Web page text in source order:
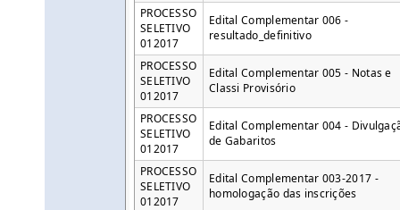
PROCESSO
SELETIVO
012017
Edital Complementar 006 -
resultado_definitivo
PROCESSO
SELETIVO
012017
Edital Complementar 005 - Notas e
Classi Provisório
PROCESSO
SELETIVO
012017
Edital Complementar 004 -
de Gabaritos
PROCESSO
SELETIVO
012017
Edital Complementar 003-2017 -
homologação das inscrições